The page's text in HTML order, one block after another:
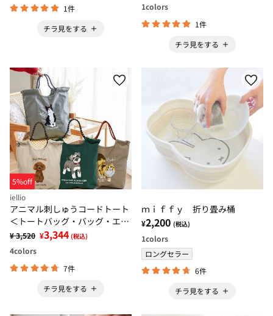
1件
チラ見をする
1colors
1件
チラ見をする
5%off
iellio
アニマル刺しゅうコードトート
＜トートバッグ・バッグ・エコ
バッグ・Ａ４サイズ対応＞
¥ 3,520 ¥3,344 (税込)
4colors
7件
チラ見をする
ｍｉｆｆｙ 折り畳み桶
¥2,200 (税込)
1colors
ロングセラー
6件
チラ見をする